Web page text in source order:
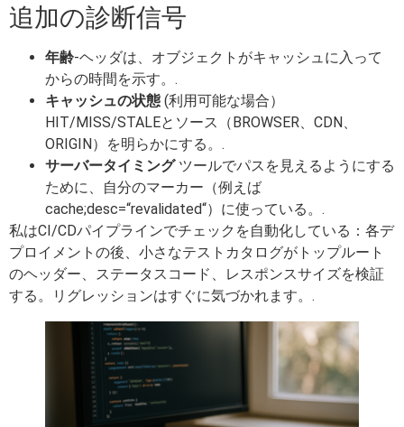
追加の診断信号
年齢-ヘッダは、オブジェクトがキャッシュに入って
からの時間を示す。.
キャッシュの状態 (利用可能な場合）
HIT/MISS/STALEとソース（BROWSER、CDN、
ORIGIN）を明らかにする。.
サーバータイミングツールでパスを見えるようにする
ために、自分のマーカー（例えば
cache;desc=“revalidated“）に使っている。.
私はCI/CDパイプラインでチェックを自動化している：各デ
プロイメントの後、小さなテストカタログがトップルート
のヘッダー、ステータスコード、レスポンスサイズを検証
する。リグレッションはすぐに気づかれます。.